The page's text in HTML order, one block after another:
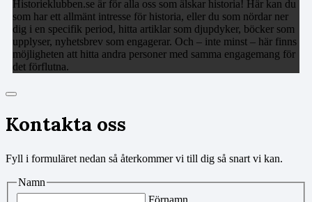
Historieklubben.se är för alla oss som älskar historia! Här kan du
som har ett allmänt intresse för historia, eller du som nördar ner
dig i en specifik period, hitta artiklar som djupdyker, böcker som
upplyser, nyhetsbrev som engagerar. Och – inte minst – här finns
möjligheten att hitta andra personer med samma engagemang för
det förflutna.
Kontakta oss
Fyll i formuläret nedan så återkommer vi till dig så snart vi kan.
Namn
Förnamn